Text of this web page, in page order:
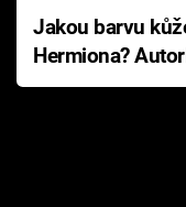
Jakou barvu
Hermiona?
Pottera přišla s